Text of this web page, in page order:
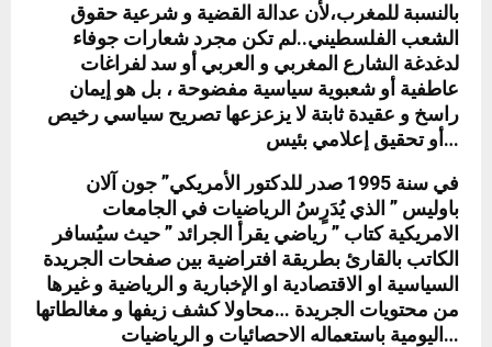
بالنسبة للمغرب،لأن عدالة القضية و شرعية حقوق
الشعب الفلسطيني..لم تكن مجرد شعارات جوفاء
لدغدغة الشارع المغربي و العربي أو سد لفراغات
عاطفية أو شعبوية سياسية مفضوحة ، بل هو إيمان
راسخ و عقيدة ثابتة لا يزعزعها تصريح سياسي رخيص
أو تحقيق إعلامي بئيس…
في سنة 1995 صدر للدكتور الأمريكي” جون آلان
باوليس ” الذي يُدَرٍسُ الرياضيات في الجامعات
الامريكية كتاب ” رياضي يقرأ الجرائد ” حيث سيُسافر
الكاتب بالقارئ بطريقة افتراضية بين صفحات الجريدة
السياسية او الاقتصادية او الإخبارية و الرياضية و غيرها
من محتويات الجريدة …محاولا كشف زيفها و مغالطاتها
اليومية باستعماله الاحصائيات و الرياضيات…